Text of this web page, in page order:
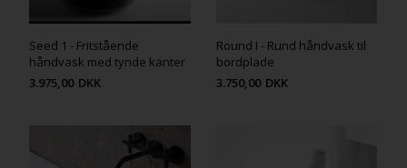
Seed 1 - Fritstående
håndvask med tynde kanter
3.975,00 DKK
Round I - Rund håndvask til
bordplade
3.750,00 DKK